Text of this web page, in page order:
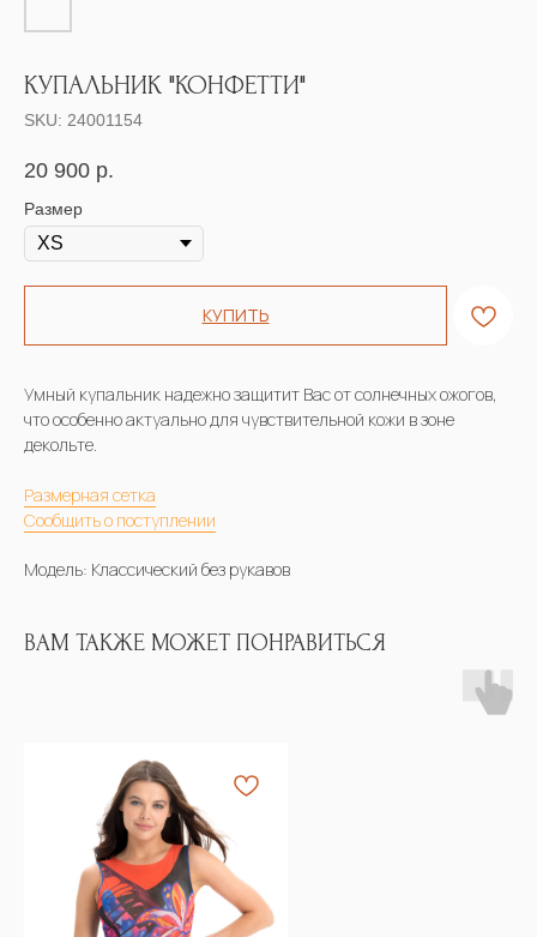
КУПАЛЬНИК "КОНФЕТТИ"
SKU: 24001154
20 900 р.
Размер
КУПИТЬ
Умный купальник надежно защитит Вас от солнечных ожогов,
что особенно актуально для чувствительной кожи в зоне
декольте.
Размерная сетка
Сообщить о поступлении
Модель: Классический без рукавов
ВАМ ТАКЖЕ МОЖЕТ ПОНРАВИТЬСЯ